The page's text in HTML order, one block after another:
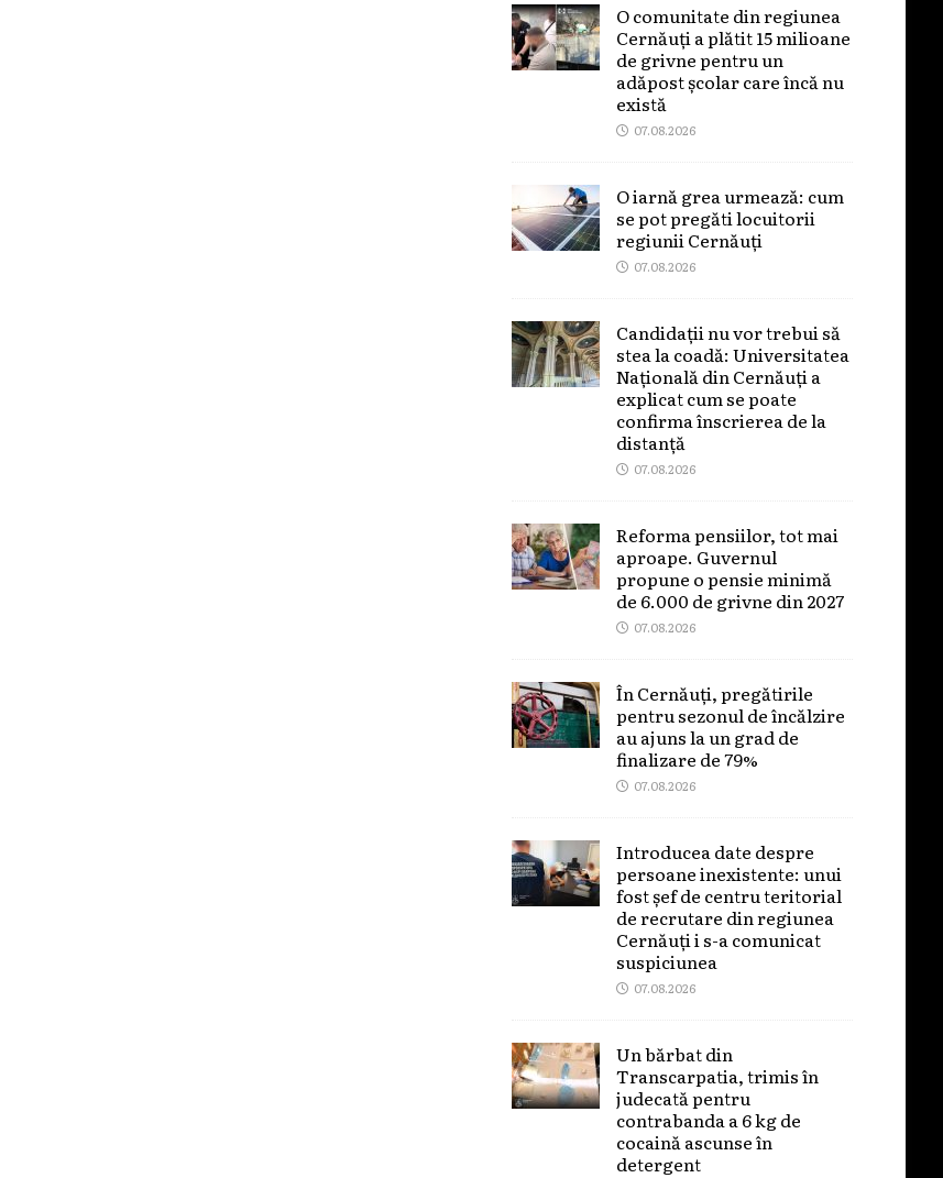
O comunitate din regiunea
Cernăuți a plătit 15 milioane
de grivne pentru un
adăpost școlar care încă nu
există
07.08.2026
O iarnă grea urmează: cum
se pot pregăti locuitorii
regiunii Cernăuți
07.08.2026
Candidații nu vor trebui să
stea la coadă: Universitatea
Națională din Cernăuți a
explicat cum se poate
confirma înscrierea de la
distanță
07.08.2026
Reforma pensiilor, tot mai
aproape. Guvernul
propune o pensie minimă
de 6.000 de grivne din 2027
07.08.2026
În Cernăuți, pregătirile
pentru sezonul de încălzire
au ajuns la un grad de
finalizare de 79%
07.08.2026
Introducea date despre
persoane inexistente: unui
fost șef de centru teritorial
de recrutare din regiunea
Cernăuți i s-a comunicat
suspiciunea
07.08.2026
Un bărbat din
Transcarpatia, trimis în
judecată pentru
contrabanda a 6 kg de
cocaină ascunse în
detergent